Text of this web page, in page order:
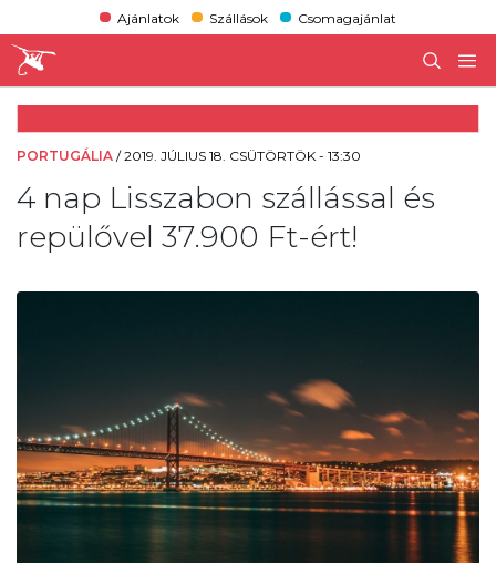
Ajánlatok Szállások Csomagajánlat
PORTUGÁLIA /2019. JÚLIUS 18. CSÜTÖRTÖK - 13:30
4 nap Lisszabon szállással és
repülővel 37.900 Ft-ért!